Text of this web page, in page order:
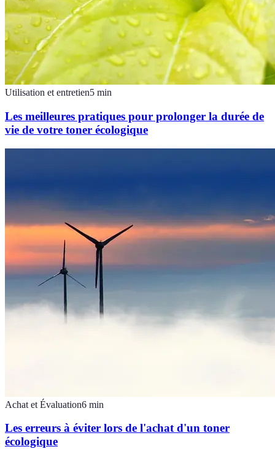
Utilisation et entretien5 min
Les meilleures pratiques pour prolonger la durée de
vie de votre toner écologique
Achat et Évaluation6 min
Les erreurs à éviter lors de l'achat d'un toner
écologique